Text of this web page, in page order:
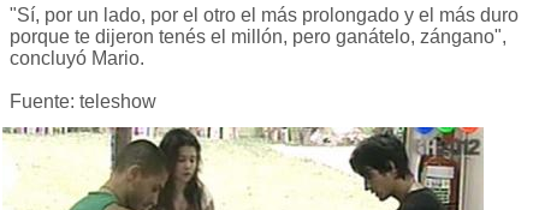
"Sí, por un lado, por el otro el más prolongado y el más duro
porque te dijeron tenés el millón, pero ganátelo, zángano",
concluyó Mario.
Fuente: teleshow